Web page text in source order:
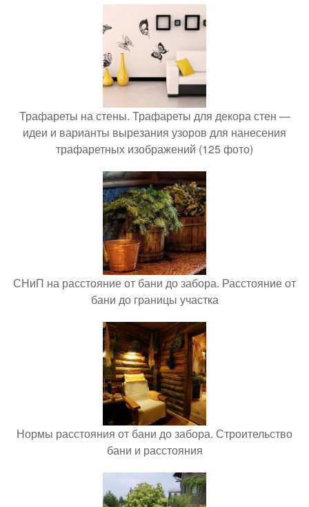
Трафареты на стены. Трафареты для декора стен —
идеи и варианты вырезания узоров для нанесения
трафаретных изображений (125 фото)
СНиП на расстояние от бани до забора. Расстояние от
бани до границы участка
Нормы расстояния от бани до забора. Строительство
бани и расстояния